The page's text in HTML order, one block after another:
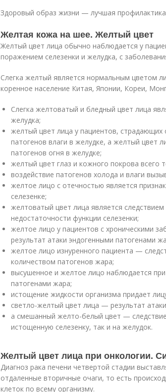
Здоровый образ жизни — лучшая
Желтая кожа на шее. Желтый цвет
Желтый цвет лица обычно наблюдается у
поражением селезенки и желудка, с
Слегка желтый является нормальным цветом
коренное население Китая, Японии, Кореи,
Слегка желтоватый и бледный цвет лица
желудка;
желтый цвет лица у пациентов,
патогенов влаги в желудке, а желтый цвет
патогенов огня в желудке;
желтый цвет глаз и кожного покрова всего
воздействие патогенов холода и влаги
желтое лицо с отечностью является
селезенке;
желтоватый цвет лица является
недостаточности функции селезенки;
желтое лицо у пациентов с хроническими
результат атаки эндогенными патогенами
желтое лицо изнуренного пациента —
количеством патогенов жара;
высушенное и желтое лицо наблюдается
патогенами жара;
истощение жидкости организма придает
светло-желтый цвет лица — результат
а смешанный желто-белый цвет —
истощенную селезенку, так и на желудок.
Желтый цвет лица при онкологии.
Диагноз рака печени четвертой стадии
отдаленные вторичные очаги, то есть
клеток по всему организму.